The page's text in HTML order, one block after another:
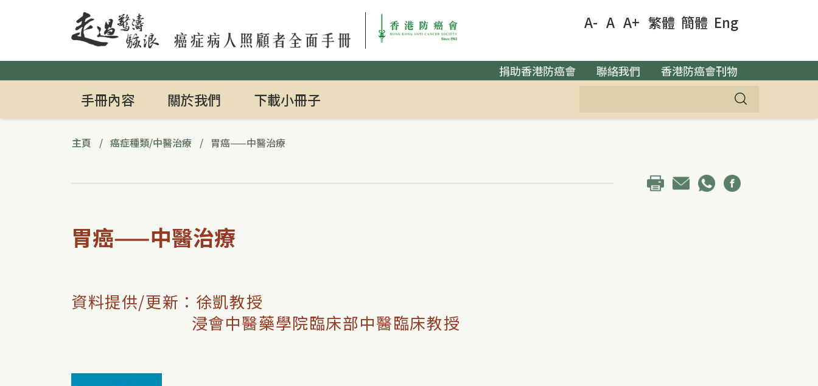
A- A A+ 繁體 簡體 Eng
捐助香港防癌會 聯絡我們 香港防癌會刊物
Search_btn
手冊內容 關於我們 下載小冊子
主頁 癌症種類/中醫治療 胃癌——中醫治療
胃癌——中醫治療
資料提供/更新：徐凱教授
浸會中醫藥學院臨床部中醫臨床教授